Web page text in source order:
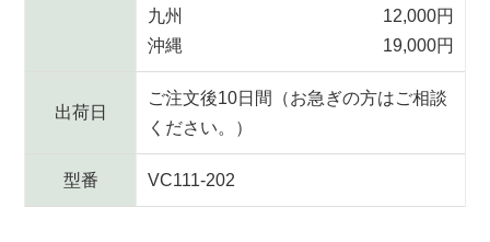
九州
12,000円
沖縄
19,000円
出荷日
ご注文後10日間（お急ぎの方はご相談
ください。）
型番 VC111-202